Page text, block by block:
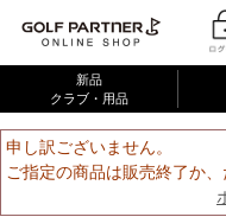
新品
クラブ・用品
申し訳ございません。
ご指定の商品は販売終了か